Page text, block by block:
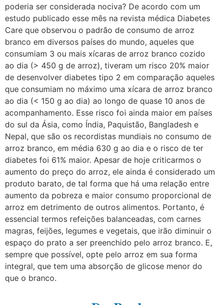
poderia ser considerada nociva? De acordo com um
estudo publicado esse mês na revista médica Diabetes
Care que observou o padrão de consumo de arroz
branco em diversos países do mundo, aqueles que
consumiam 3 ou mais xícaras de arroz branco cozido
ao dia (> 450 g de arroz), tiveram um risco 20% maior
de desenvolver diabetes tipo 2 em comparação aqueles
que consumiam no máximo uma xícara de arroz branco
ao dia (< 150 g ao dia) ao longo de quase 10 anos de
acompanhamento. Esse risco foi ainda maior em países
do sul da Ásia, como Índia, Paquistão, Bangladesh e
Nepal, que são os recordistas mundiais no consumo de
arroz branco, em média 630 g ao dia e o risco de ter
diabetes foi 61% maior. Apesar de hoje criticarmos o
aumento do preço do arroz, ele ainda é considerado um
produto barato, de tal forma que há uma relação entre
aumento da pobreza e maior consumo proporcional de
arroz em detrimento de outros alimentos. Portanto, é
essencial termos refeições balanceadas, com carnes
magras, feijões, legumes e vegetais, que irão diminuir o
espaço do prato a ser preenchido pelo arroz branco. E,
sempre que possível, opte pelo arroz em sua forma
integral, que tem uma absorção de glicose menor do
que o branco.